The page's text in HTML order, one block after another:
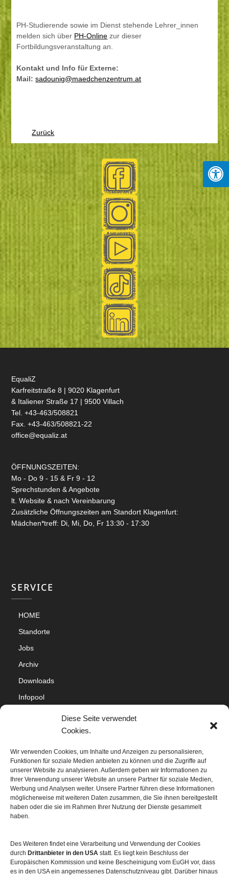
Diese Seite verwendet
Cookies.
Wir verwenden Cookies, um Inhalte und Anzeigen zu personalisieren,
Funktionen für soziale Medien anbieten zu können und die Zugriffe auf
unserer Website zu analysieren. Außerdem geben wir Informationen zu
Ihrer Verwendung unserer Website an unsere Partner für soziale Medien,
Werbung und Analysen weiter. Unsere Partner führen diese Informationen
möglicherweise mit weiteren Daten zusammen, die Sie ihnen bereitgestellt
haben oder die sie im Rahmen Ihrer Nutzung der Dienste gesammelt
haben.
Des Weiteren findet eine Verarbeitung und Verwendung der Cookies
durch Drittanbieter in den USA statt. Es liegt kein Beschluss der
Europäischen Kommission und keine Bescheinigung vom EuGH vor, dass
es in den USA ein angemessenes Datenschutzniveau gibt. Darüber hinaus
PH-Studierende sowie im Dienst stehende Lehrer_innen
melden sich über PH-Online zur dieser
Fortbildungsveranstaltung an.
Kontakt und Info für Externe:
Mail: sadounig@maedchenzentrum.at
Zurück
EqualiZ
Karfreitstraße 8 | 9020 Klagenfurt
& Italiener Straße 17 | 9500 Villach
Tel. +43-463/508821
Fax. +43-463/508821-22
office@equaliz.at
ÖFFNUNGSZEITEN:
Mo - Do 9 - 15 & Fr 9 - 12
Sprechstunden & Angebote
lt. Website & nach Vereinbarung
Zusätzliche Öffnungszeiten am Standort Klagenfurt:
Mädchen*treff: Di, Mi, Do, Fr 13:30 - 17:30
SERVICE
HOME
Standorte
Jobs
Archiv
Downloads
Infopool
Sitemap